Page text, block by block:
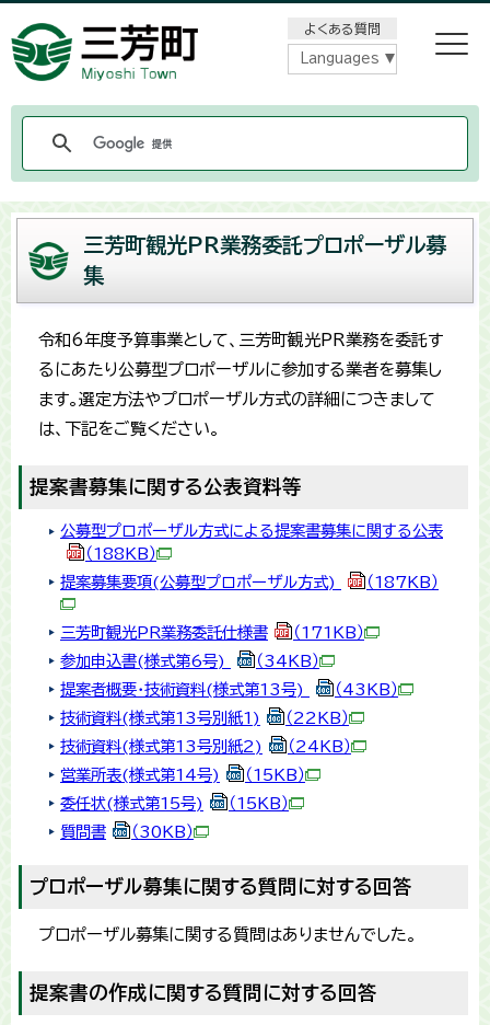
よくある質問
Languages
三芳町観光PR業務委託プロポーザル募
集
令和6年度予算事業として、三芳町観光PR業務を委託す
るにあたり公募型プロポーザルに参加する業者を募集し
ます。選定方法やプロポーザル方式の詳細につきまして
は、下記をご覧ください。
提案書募集に関する公表資料等
公募型プロポーザル方式による提案書募集に関する公表
（188KB）
提案募集要項(公募型プロポーザル方式)
（187KB）
三芳町観光PR業務委託仕様書
（171KB）
参加申込書(様式第6号)
（34KB）
提案者概要・技術資料(様式第13号)
（43KB）
技術資料(様式第13号別紙1)
（22KB）
技術資料(様式第13号別紙2)
（24KB）
営業所表(様式第14号)
（15KB）
委任状(様式第15号)
（15KB）
質問書
（30KB）
プロポーザル募集に関する質問に対する回答
プロポーザル募集に関する質問はありませんでした。
提案書の作成に関する質問に対する回答